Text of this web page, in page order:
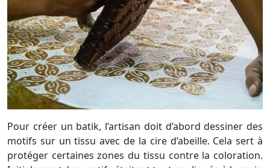
Pour créer un batik, l’artisan doit d’abord dessiner des
motifs sur un tissu avec de la cire d’abeille. Cela sert à
protéger certaines zones du tissu contre la coloration.